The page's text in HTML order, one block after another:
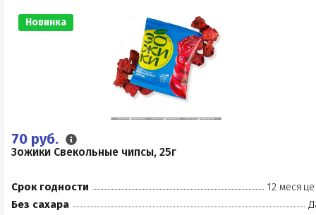
Новинка
70 руб.
Зожики Свекольные чипсы, 25г
Срок годности
12
Без сахара